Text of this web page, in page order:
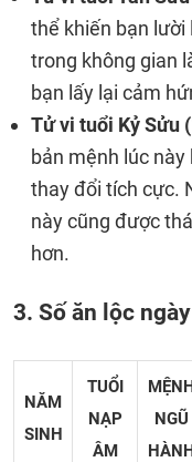
thể khiến bạn
trong không gian
bạn lấy lại cảm
Tử vi tuổi Kỷ Sửu
bản mệnh lúc
thay đổi tích cực.
này cũng được
hơn.
3. Số ăn lộc
NĂM
SINH
TUỔI
NẠP
ÂM
NGŨ